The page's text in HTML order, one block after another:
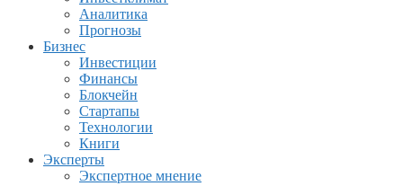
Аналитика
Прогнозы
Бизнес
Инвестиции
Финансы
Блокчейн
Стартапы
Технологии
Книги
Эксперты
Экспертное мнение